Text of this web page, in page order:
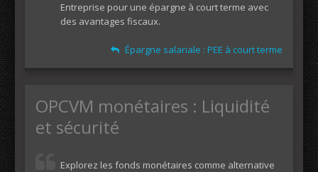
Entreprise pour une épargne à court terme avec
des avantages fiscaux.
Épargne salariale : PEE à court terme
OPCVM monétaires : Liquidité
et sécurité
Explorez les fonds monétaires comme alternative